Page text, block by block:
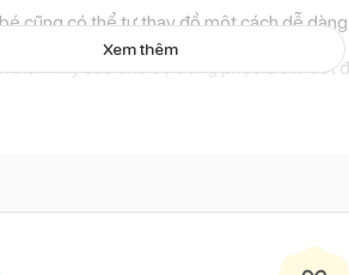
cũng có thể tự thay đồ một cách dễ
mỹ cao cho bộ trang phục. Dù là set
Xem thêm